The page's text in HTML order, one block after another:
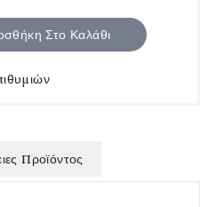
Στο Καλάθι
Προϊόντος